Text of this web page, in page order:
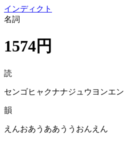
インディクト
名詞
1574円
読
センゴヒャクナナジュウヨンエン
韻
えんおあうああううおんえん